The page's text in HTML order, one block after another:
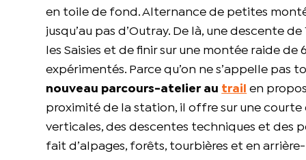
en toile de fond. Alternance de petites
jusqu’au pas d’Outray. De là, une descente
les Saisies et de finir sur une montée raide
expérimentés. Parce qu’on ne s’appelle pas
nouveau parcours-atelier au trail
en
proximité de la station, il offre sur une
verticales, des descentes techniques et des
fait d’alpages, forêts, tourbières et en